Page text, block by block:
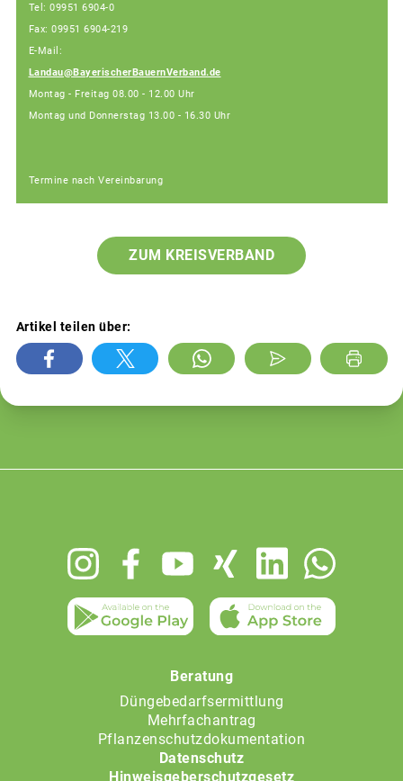
Tel: 09951 6904-0
Fax: 09951 6904-219
E-Mail:
Landau@BayerischerBauernVerband.de
Montag - Freitag 08.00 - 12.00 Uhr
Montag und Donnerstag 13.00 - 16.30 Uhr
Termine nach Vereinbarung
ZUM KREISVERBAND
Artikel teilen über:
Beratung
Düngebedarfsermittlung
Mehrfachantrag
Pflanzenschutzdokumentation
Datenschutz
Hinweisgeberschutzgesetz